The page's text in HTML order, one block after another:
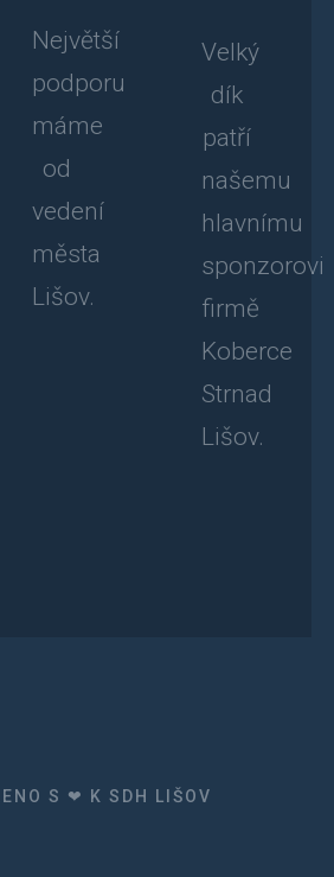
Největší
podporu
máme
od
vedení
města
Lišov.
Velký
dík
patří
našemu
hlavnímu
sponzorovi
firmě
Koberce
Strnad
Lišov.
S ❤ K SDH LIŠOV